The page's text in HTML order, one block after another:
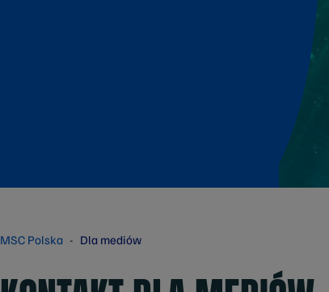
MSC Polska Dla mediów